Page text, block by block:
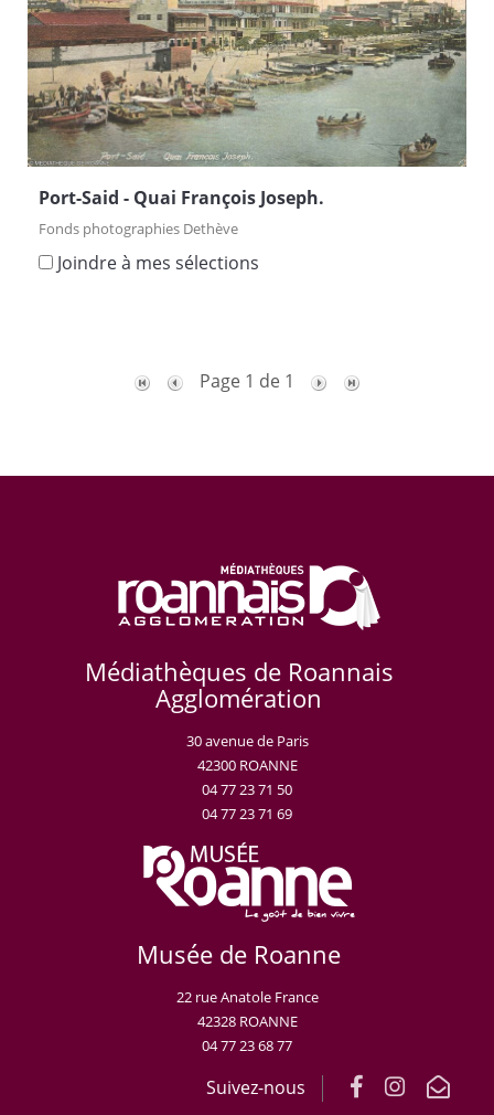
Port-Said - Quai François Joseph.
Fonds photographies Dethève
Joindre à mes sélections
Page 1 de 1
Médiathèques de Roannais
Agglomération
30 avenue de Paris
42300 ROANNE
04 77 23 71 50
04 77 23 71 69
Musée de Roanne
22 rue Anatole France
42328 ROANNE
04 77 23 68 77
Suivez-nous